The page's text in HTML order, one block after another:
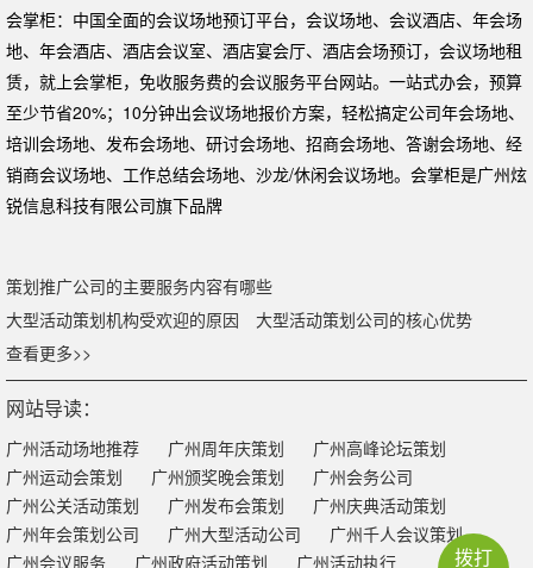
会掌柜：中国全面的会议场地预订平台，会议场地、会议酒店、年会场
地、年会酒店、酒店会议室、酒店宴会厅、酒店会场预订，会议场地租
赁，就上会掌柜，免收服务费的会议服务平台网站。一站式办会，预算
至少节省20%；10分钟出会议场地报价方案，轻松搞定公司年会场地、
培训会场地、发布会场地、研讨会场地、招商会场地、答谢会场地、经
销商会议场地、工作总结会场地、沙龙/休闲会议场地。会掌柜是广州炫
锐信息科技有限公司旗下品牌
策划推广公司的主要服务内容有哪些
大型活动策划机构受欢迎的原因
大型活动策划公司的核心优势
查看更多>>
网站导读：
广州活动场地推荐 广州周年庆策划
广州高峰论坛策划
广州运动会策划
广州颁奖晚会策划
广州会务公司
广州公关活动策划
广州发布会策划
广州庆典活动策划
广州年会策划公司
广州大型活动公司
广州千人会议策划
广州会议服务
广州政府活动策划 广州活动执行
拨打